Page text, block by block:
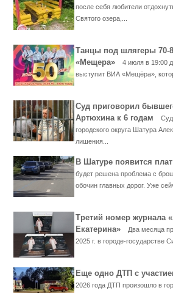
после себя любители
Святого озера,...
Танцы под шлягеры 70-
«Мещера»
4 июля в 19:00
выступит ВИА «Мещёра»,
Суд приговорил
Артюхина к 6 годам
Суд
городского округа Шатура
лишения...
В Шатуре появится
будет решена проблема с
обочин главных дорог. Уже
Третий номер журнала
Екатерина»
Два месяца
2025 г. в городе-государстве
Еще одно ДТП с
2026 года ДТП произошло в